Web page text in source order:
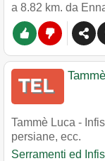
a 8.82 km. da
Tammè Luca -
persiane, ecc.
Serramenti ed